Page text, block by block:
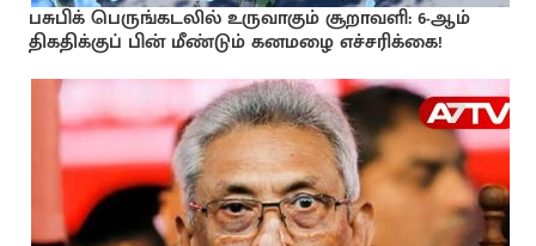
பசுபிக் பெருங்கடலில் உருவாகும் சூறாவளி: 6-ஆம்
திகதிக்குப் பின் மீண்டும் கனமழை எச்சரிக்கை!